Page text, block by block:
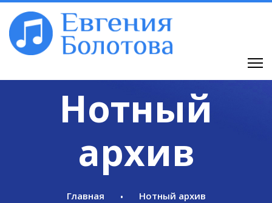
Нотный
архив
Главная
Нотный архив